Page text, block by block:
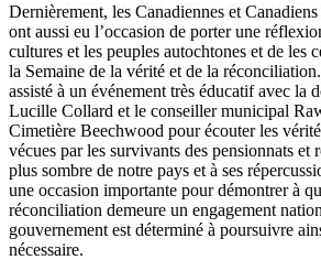
Dernièrement, les Canadiennes et Canadiens
ont aussi eu l’occasion de porter une
cultures et les peuples autochtones et de les
la Semaine de la vérité et de la
assisté à un événement très éducatif avec la
Lucille Collard et le conseiller municipal
Cimetière Beechwood pour écouter les
vécues par les survivants des pensionnats et
plus sombre de notre pays et à ses
une occasion importante pour démontrer à
réconciliation demeure un engagement
gouvernement est déterminé à poursuivre
nécessaire.